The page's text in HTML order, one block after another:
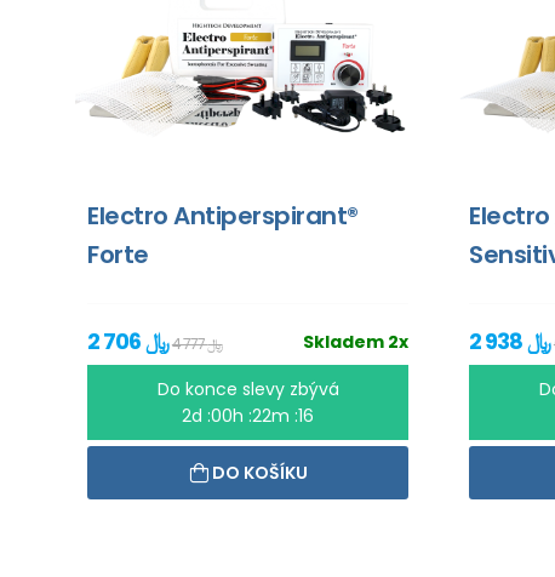
Electro Antiperspirant®
Forte
Skladem 2x 2 706 ﷼ 4 777 ﷼
Do konce slevy zbývá
2d :00h :22m :16
DO KOŠÍKU
2 938 ﷼